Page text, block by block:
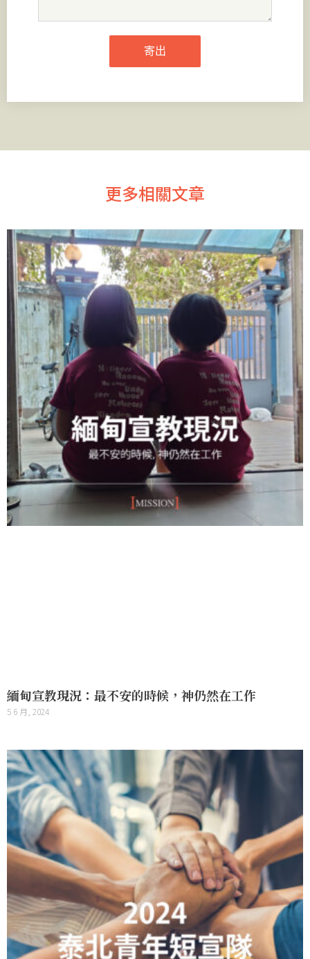
寄出
更多相關文章
緬甸宣教現況：最不安的時候，神仍然在工作
5 6 月, 2024